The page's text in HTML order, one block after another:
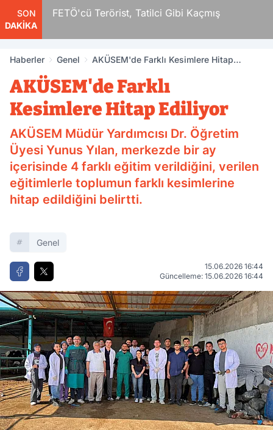
SON
DAKİKA
FETÖ'cü Terörist, Tatilci Gibi Kaçmış
Haberler Genel
AKÜSEM'de Farklı Kesimlere Hitap
AKÜSEM'de Farklı
Kesimlere Hitap Ediliyor
AKÜSEM Müdür Yardımcısı Dr. Öğretim
Üyesi Yunus Yılan, merkezde bir ay
içerisinde 4 farklı eğitim verildiğini, verilen
eğitimlerle toplumun farklı kesimlerine
hitap edildiğini belirtti.
Genel
15.06.2026 16:44
Güncelleme: 15.06.2026 16:44